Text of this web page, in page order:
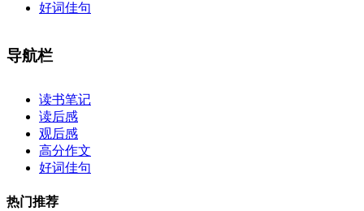
好词佳句
导航栏
读书笔记
读后感
观后感
高分作文
好词佳句
热门推荐